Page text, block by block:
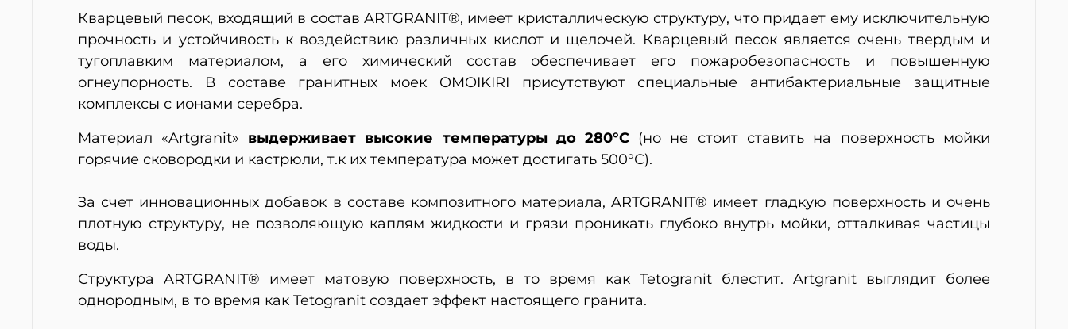
Кварцевый песок, входящий в состав ARTGRANIT®, имеет кристаллическую структуру, что придает ему исключительную
прочность и устойчивость к воздействию различных кислот и щелочей. Кварцевый песок является очень твердым и
тугоплавким материалом, а его химический состав обеспечивает его пожаробезопасность и повышенную
огнеупорность. В составе гранитных моек OMOIKIRI присутствуют специальные антибактериальные защитные
комплексы с ионами серебра.
Материал «Artgranit» выдерживает высокие температуры до 280°С (но не стоит ставить на поверхность мойки
горячие сковородки и кастрюли, т.к их температура может достигать 500°С).
За счет инновационных добавок в составе композитного материала, ARTGRANIT® имеет гладкую поверхность и очень
плотную структуру, не позволяющую каплям жидкости и грязи проникать глубоко внутрь мойки, отталкивая частицы
воды.
Структура ARTGRANIT® имеет матовую поверхность, в то время как Tetogranit блестит. Artgranit выглядит более
однородным, в то время как Tetogranit создает эффект настоящего гранита.